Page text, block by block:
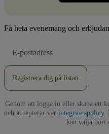
Få heta evenemang och
postadress
Registrera dig på listan
Genom att logga in eller skapa ett
och accepterar vår integritetspolicy.
kan välja bort